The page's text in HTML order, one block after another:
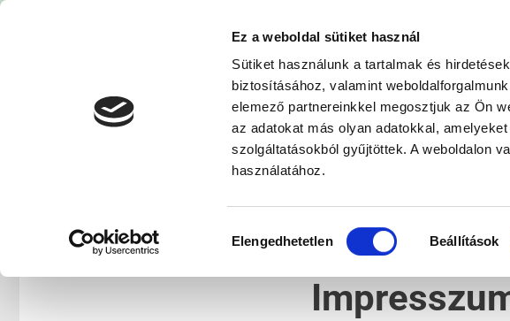
Ez a weboldal sütiket használ
Sütiket használunk a tartalmak és
biztosításához, valamint
elemező partnereinkkel megosztjuk az Ön
az adatokat más olyan adatokkal,
szolgáltatásokból gyűjtöttek. A weboldalon
használatához.
kiválasztása
Elengedhetetlen Beállítások
DÉLVILL Dél-
Villamos hálózat,